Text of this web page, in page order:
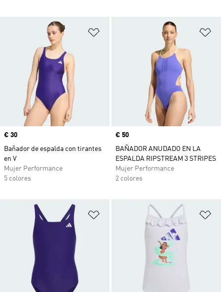
Añadir a la lista de deseos
Precio
€ 30
Bañador de espalda con tirantes
en V
Mujer Performance
5 colores
Precio
€ 50
BAÑADOR ANUDADO EN LA
ESPALDA RIPSTREAM 3 STRIPES
Mujer Performance
2 colores
Añadir a la lista de deseos